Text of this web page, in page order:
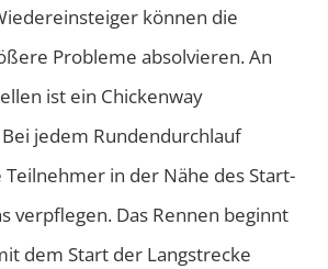
können die
Probleme absolvieren. An
ist ein Chickenway
jedem Rundendurchlauf
Teilnehmer in der Nähe des Start-
verpflegen. Das Rennen beginnt
dem Start der Langstrecke